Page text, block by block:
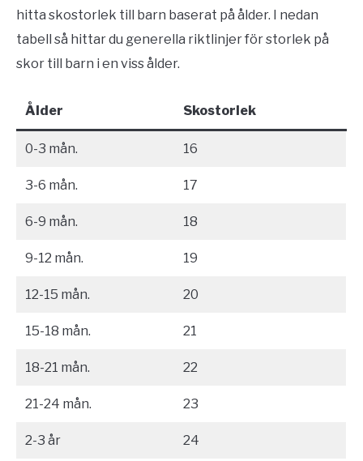
hitta skostorlek till barn baserat på ålder. I nedan
tabell så hittar du generella riktlinjer för storlek på
skor till barn i en viss ålder.
Ålder Skostorlek
0-3 mån. 16
3-6 mån. 17
6-9 mån. 18
9-12 mån. 19
12-15 mån. 20
15-18 mån. 21
18-21 mån. 22
21-24 mån. 23
2-3 år 24